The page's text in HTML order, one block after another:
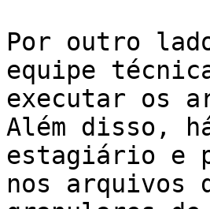
Por outro
equipe
executar os
Além disso,
estagiário e
nos arquivos